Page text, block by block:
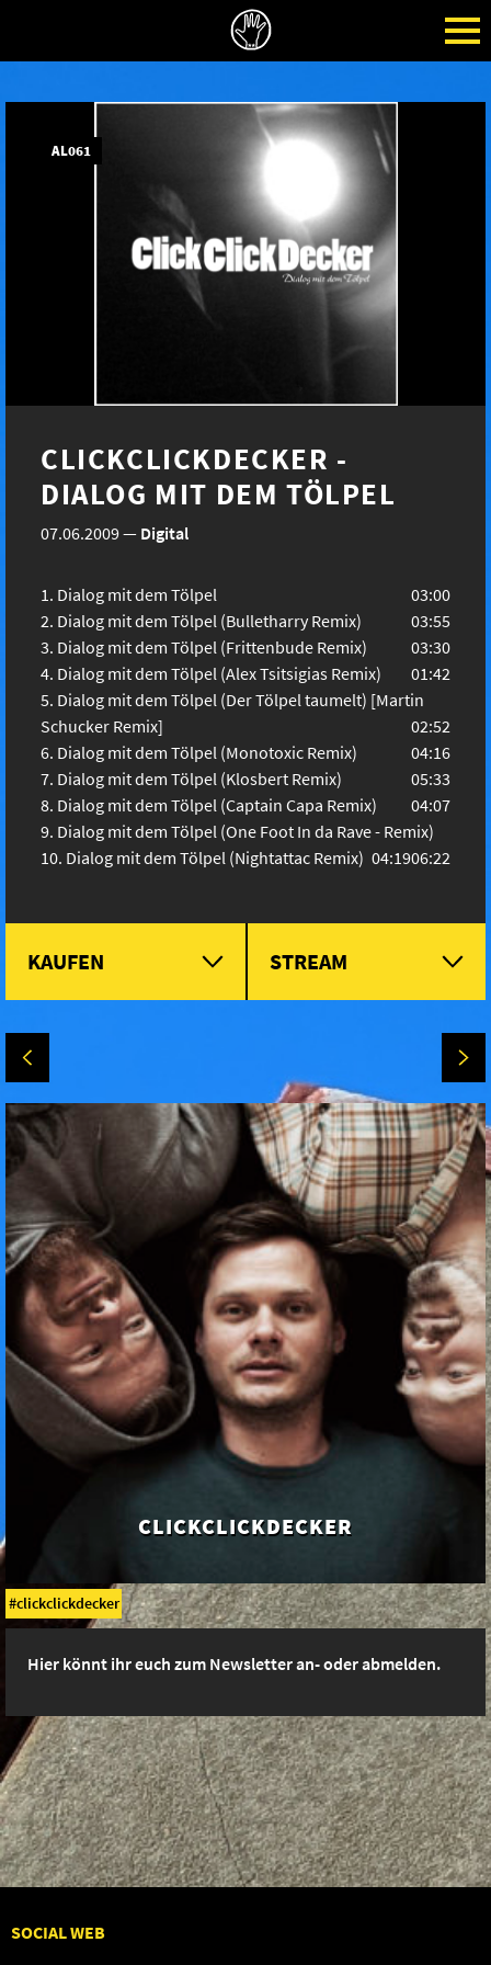
AL061
CLICKCLICKDECKER -
DIALOG MIT DEM TÖLPEL
07.06.2009— Digital
Dialog mit dem Tölpel
03:00
Dialog mit dem Tölpel (Bulletharry Remix)
03:55
Dialog mit dem Tölpel (Frittenbude Remix)
03:30
Dialog mit dem Tölpel (Alex Tsitsigias Remix)
01:42
Dialog mit dem Tölpel (Der Tölpel taumelt) [Martin
Schucker Remix]
02:52
Dialog mit dem Tölpel (Monotoxic Remix)
04:16
Dialog mit dem Tölpel (Klosbert Remix)
05:33
Dialog mit dem Tölpel (Captain Capa Remix)
04:07
Dialog mit dem Tölpel (One Foot In da Rave - Remix)
06:22
Dialog mit dem Tölpel (Nightattac Remix) 04:19
KAUFEN STREAM
CLICK­CLICK­DECKER
clickclickdecker
Hier könnt ihr euch zum Newsletter an- oder abmelden.
SOCIAL WEB